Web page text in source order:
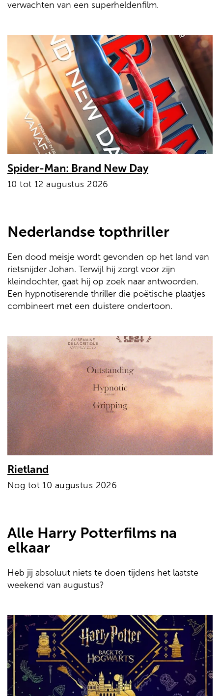
verwachten van een superheldenfilm.
Spider-Man: Brand New Day
10 tot 12 augustus 2026
Nederlandse topthriller
Een dood meisje wordt gevonden op het land van
rietsnijder Johan. Terwijl hij zorgt voor zijn
kleindochter, gaat hij op zoek naar antwoorden.
Een hypnotiserende thriller die poëtische plaatjes
combineert met een duistere ondertoon.
Rietland
Nog tot 10 augustus 2026
Alle Harry Potterfilms na
elkaar
Heb jij absoluut niets te doen tijdens het laatste
weekend van augustus?